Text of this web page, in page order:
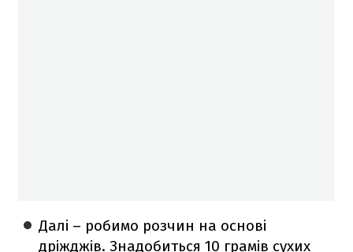
Далі – робимо розчин на основі
дріжджів. Знадобиться 10 грамів сухих